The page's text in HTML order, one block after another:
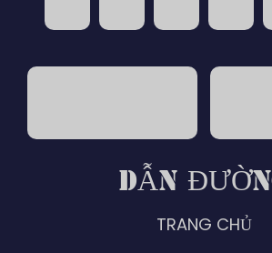
DẪN
TRANG CHỦ